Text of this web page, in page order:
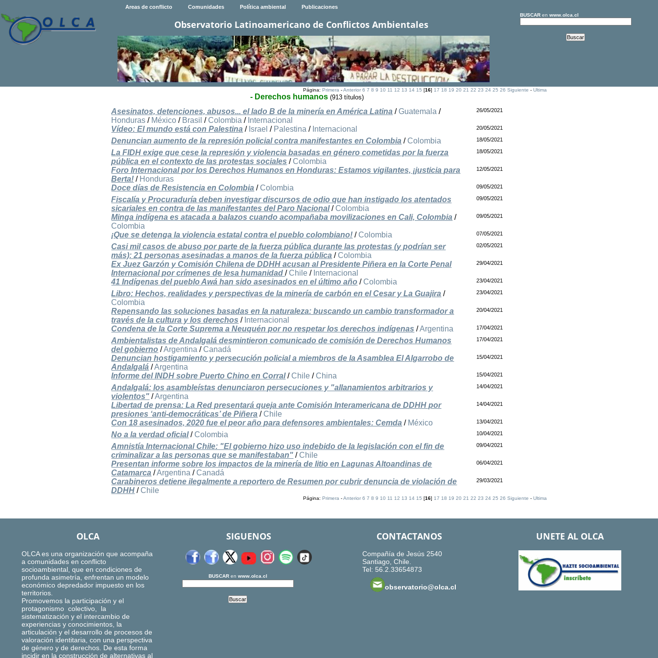
Areas de conflicto Comunidades Política ambiental Publicaciones
Observatorio Latinoamericano de Conflictos Ambientales
BUSCARen www.olca.cl
Página: Primera-Anterior 6 7 8 9 10 11 12 13 14 15 [16] 17 18 19 20 21 22 23 24 25 26 Siguiente - Ultima
- Derechos humanos (913 títulos)
Asesinatos, detenciones, abusos... el lado B de la minería en América Latina / Guatemala /
Honduras / México / Brasil / Colombia / Internacional
26/05/2021
Vídeo: El mundo está con Palestina / Israel / Palestina / Internacional 20/05/2021
Denuncian aumento de la represión policial contra manifestantes en Colombia / Colombia 18/05/2021
La FIDH exige que cese la represión y violencia basadas en género cometidas por la fuerza
pública en el contexto de las protestas sociales / Colombia
18/05/2021
Foro Internacional por los Derechos Humanos en Honduras: Estamos vigilantes, ¡justicia para
Berta! / Honduras
12/05/2021
Doce días de Resistencia en Colombia / Colombia 09/05/2021
Fiscalía y Procuraduría deben investigar discursos de odio que han instigado los atentados
sicariales en contra de las manifestantes del Paro Nacional/ Colombia
09/05/2021
Minga indígena es atacada a balazos cuando acompañaba movilizaciones en Cali, Colombia /
Colombia
09/05/2021
¡Que se detenga la violencia estatal contra el pueblo colombiano! / Colombia 07/05/2021
Casi mil casos de abuso por parte de la fuerza pública durante las protestas (y podrían ser
más): 21 personas asesinadas a manos de la fuerza pública / Colombia
02/05/2021
Ex Juez Garzón y Comisión Chilena de DDHH acusan al Presidente Piñera en la Corte Penal
Internacional por crímenes de lesa humanidad/ Chile / Internacional
29/04/2021
41 Indígenas del pueblo Awá han sido asesinados en el último año / Colombia 23/04/2021
Libro: Hechos, realidades y perspectivas de la minería de carbón en el Cesar y La Guajira /
Colombia
23/04/2021
Repensando las soluciones basadas en la naturaleza: buscando un cambio transformador a
través de la cultura y los derechos / Internacional
20/04/2021
Condena de la Corte Suprema a Neuquén por no respetar los derechos indígenas /Argentina 17/04/2021
Ambientalistas de Andalgalá desmintieron comunicado de comisión de Derechos Humanos
del gobierno /Argentina / Canadá
17/04/2021
Denuncian hostigamiento y persecución policial a miembros de la Asamblea El Algarrobo de
Andalgalá /Argentina
15/04/2021
Informe del INDH sobre Puerto Chino en Corral/ Chile / China 15/04/2021
Andalgalá: los asambleístas denunciaron persecuciones y "allanamientos arbitrarios y
violentos" /Argentina
14/04/2021
Libertad de prensa: La Red presentará queja ante Comisión Interamericana de DDHH por
presiones ‘anti-democráticas’ de Piñera / Chile
14/04/2021
Con 18 asesinados, 2020 fue el peor año para defensores ambientales: Cemda / México 13/04/2021
No a la verdad oficial/ Colombia 10/04/2021
Amnistía Internacional Chile: "El gobierno hizo uso indebido de la legislación con el fin de
criminalizar a las personas que se manifestaban" / Chile
09/04/2021
Presentan informe sobre los impactos de la minería de litio en Lagunas Altoandinas de
Catamarca /Argentina / Canadá
06/04/2021
Carabineros detiene ilegalmente a reportero de Resumen por cubrir denuncia de violación de
DDHH / Chile
29/03/2021
Página: Primera-Anterior 6 7 8 9 10 11 12 13 14 15 [16] 17 18 19 20 21 22 23 24 25 26 Siguiente - Ultima
OLCA
OLCA es una organización que acompaña
a comunidades en conflicto
socioambiental, que en condiciones de
profunda asimetría, enfrentan un modelo
económico depredador impuesto en los
territorios.
Promovemos la participación y el
protagonismo colectivo, la
sistematización y el intercambio de
experiencias y conocimientos, la
articulación y el desarrollo de procesos de
valoración identitaria, con una perspectiva
de género y de derechos. De esta forma
incidir en la construcción de alternativas al
SIGUENOS
BUSCARen www.olca.cl
CONTACTANOS
Compañía de Jesús 2540
Santiago, Chile.
Tel: 56.2.33654873
observatorio@olca.cl
UNETE AL OLCA